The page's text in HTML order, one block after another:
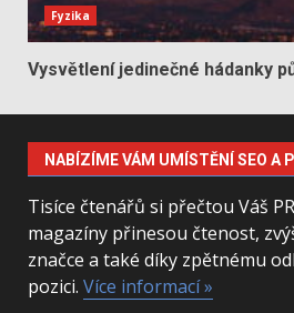
Fyzika
Vysvětlení jedinečné hádanky
NABÍZÍME VÁM UMÍSTĚNÍ SEO A
Tisíce čtenářů si přečtou Váš
magazíny přinesou čtenost,
značce a také díky zpětnému
pozici. Více informací »